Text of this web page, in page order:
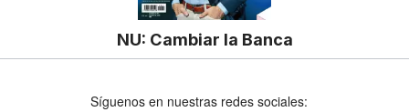
NU: Cambiar la Banca
Síguenos en nuestras redes sociales: